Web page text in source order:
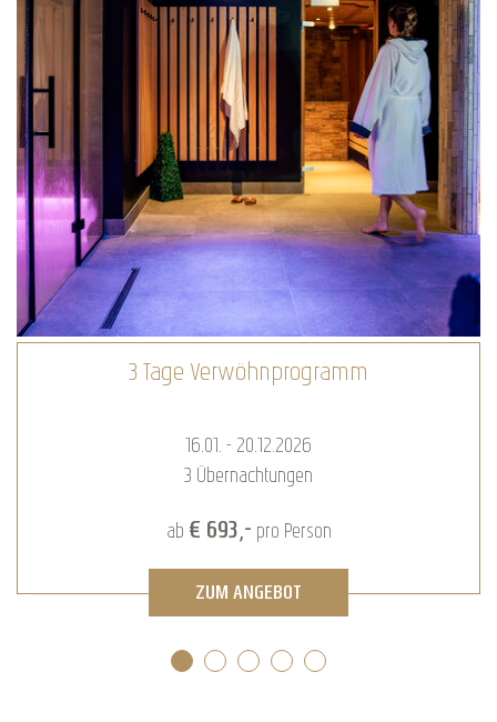
3 Tage Verwöhnprogramm
16.01. - 20.12.2026
3 Übernachtungen
ab € 693,- pro Person
ZUM ANGEBOT